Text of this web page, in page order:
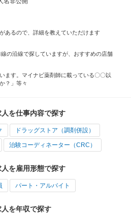
あるので、詳細を教えていただけます
の沿線で探していますが、おすすめの店舗
ます。マイナビ薬剤師に載っている〇〇以
？」等々
を仕事内容で探す
ドラッグストア（調剤併設）
治験コーディネーター（CRC）
を雇用形態で探す
パート・アルバイト
を年収で探す